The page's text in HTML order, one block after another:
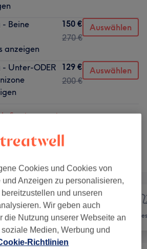
- Beine
anzeigen
150 €
270 €
Auswählen
Unter-ODER
129 €
200 €
Auswählen
Services anzeigen...
du gesucht hast?
Haarentfernung
Cookies und Cookies von
und Anzeigen zu personalisieren,
und unseren
Wir geben auch
die Nutzung unserer Webseite an
Medien, Werbung und
Richtlinien